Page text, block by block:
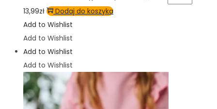
13,99zł
Dodaj do koszyka
Add to Wishlist
Add to Wishlist
Add to Wishlist
Add to Wishlist